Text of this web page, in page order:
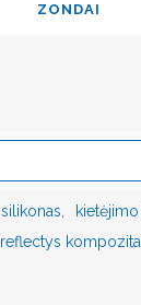
ZONDAI
silikonas
reflectys